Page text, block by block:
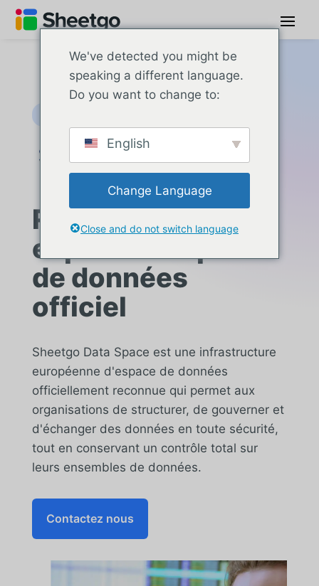
Rejoindre un
espace européen
de données
officiel
Sheetgo Data Space est une infrastructure
européenne d'espace de données
officiellement reconnue qui permet aux
organisations de structurer, de gouverner et
d'échanger des données en toute sécurité,
tout en conservant un contrôle total sur
leurs ensembles de données.
Contactez nous
We've detected you might be
speaking a different language.
Do you want to change to:
English
Change Language
Close and do not switch language